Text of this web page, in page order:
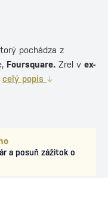
a posuň zážitok o
pochádza z
Foursquare. Zrel v ex-
celý popis